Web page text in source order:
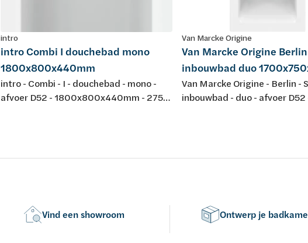
intro
intro Combi I douchebad mono
1800x800x440mm
intro - Combi - I - douchebad - mono -
afvoer D52 - 1800x800x440mm - 275L
Van Marcke Origine
Van Marcke Origine
inbouwbad duo
Van Marcke Origine - Berlin -
inbouwbad - duo - afvoer D52
Vind een showroom Ontwerp je